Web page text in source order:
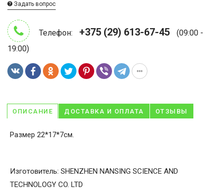
Задать вопрос
Телефон: +375 (29) 613-67-45
(09:00 -
19:00)
ОПИСАНИЕ ДОСТАВКА И ОПЛАТА ОТЗЫВЫ
Размер 22*17*7см.
Изготовитель: SHENZHEN NANSING SCIENCE AND
TECHNOLOGY CO. LTD